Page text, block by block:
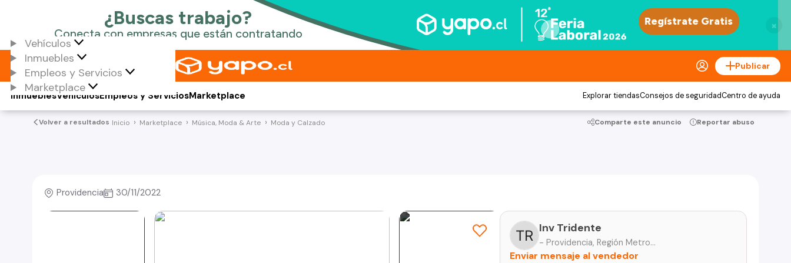
×
Vehículos
Inmuebles
Empleos y Servicios
Marketplace
Publicar
Vehículos
Inmuebles Empleos y ServiciosMarketplace Explorar tiendasConsejos de seguridadCentro de ayuda
Volver a resultados Inicio Marketplace Música, Moda & Arte Moda y Calzado Comparte este anuncio Reportar abuso
Providencia 30/11/2022
Inv Tridente
- Providencia, Región Metropolitana
Enviar mensaje al vendedor